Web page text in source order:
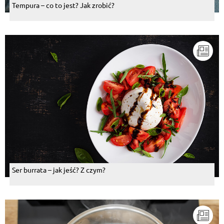
Tempura – co to jest? Jak zrobić?
Ser burrata – jak jeść? Z czym?